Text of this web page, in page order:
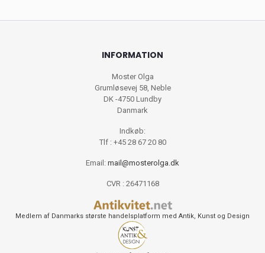
INFORMATION
Moster Olga
Grumløsevej 58, Neble
DK -4750 Lundby
Danmark
Indkøb:
Tlf : +45 28 67 20 80
Email: mail@mosterolga.dk
CVR : 26471168
Medlem af Danmarks største handelsplatform med Antik, Kunst og Design